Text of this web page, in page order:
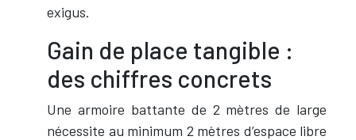
exigus.
Gain de place tangible :
des chiffres concrets
Une armoire battante de 2 mètres de large
nécessite au minimum 2 mètres d’espace libre